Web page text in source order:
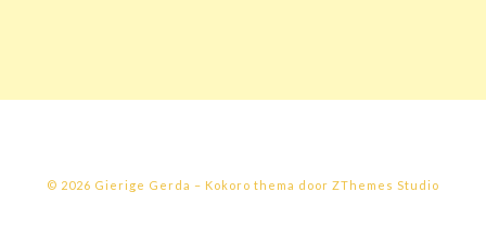
© 2026 Gierige Gerda – Kokoro thema door ZThemes Studio